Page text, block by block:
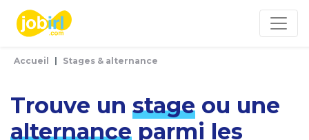
Accueil Stages & alternance
Trouve un stage ou une
alternance parmi les
Panneau de gestion des cookies